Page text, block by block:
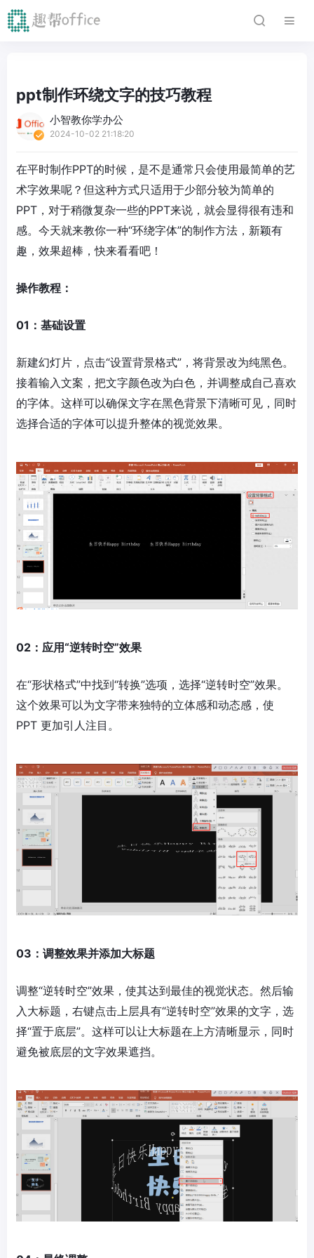
ppt制作环绕文字的技巧教程
小智教你学办公
2024-10-02 21:18:20
在平时制作PPT的时候，是不是通常只会使用最简单的艺
术字效果呢？但这种方式只适用于少部分较为简单的
PPT，对于稍微复杂一些的PPT来说，就会显得很有违和
感。今天就来教你一种“环绕字体”的制作方法，新颖有
趣，效果超棒，快来看看吧！
操作教程：
01：基础设置
新建幻灯片，点击“设置背景格式”，将背景改为纯黑色。
接着输入文案，把文字颜色改为白色，并调整成自己喜欢
的字体。这样可以确保文字在黑色背景下清晰可见，同时
选择合适的字体可以提升整体的视觉效果。
02：应用“逆转时空”效果
在“形状格式”中找到“转换”选项，选择“逆转时空”效果。
这个效果可以为文字带来独特的立体感和动态感，使
PPT 更加引人注目。
03：调整效果并添加大标题
调整“逆转时空”效果，使其达到最佳的视觉状态。然后输
入大标题，右键点击上层具有“逆转时空”效果的文字，选
择“置于底层”。这样可以让大标题在上方清晰显示，同时
避免被底层的文字效果遮挡。